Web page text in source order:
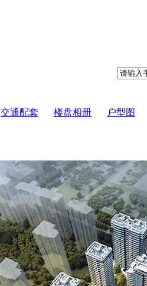
交通配套 楼盘相册 户型图